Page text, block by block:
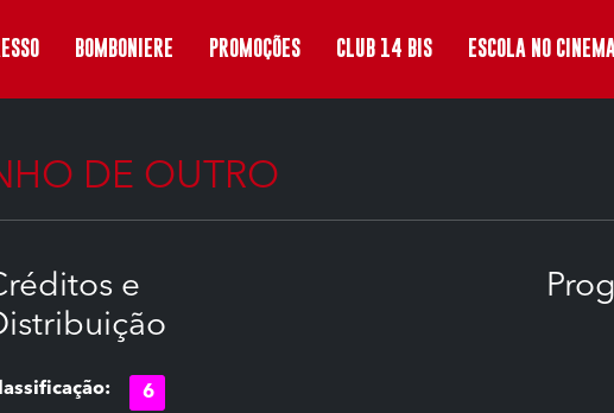
BOMBONIERE PROMOÇÕES CLUB 14 BIS ESCOLA NO
DE OUTRO
e
6